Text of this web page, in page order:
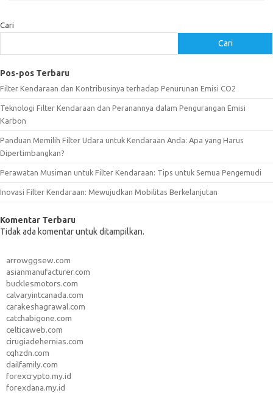
Cari
Cari
Pos-pos Terbaru
Filter Kendaraan dan Kontribusinya terhadap Penurunan Emisi CO2
Teknologi Filter Kendaraan dan Peranannya dalam Pengurangan Emisi
Karbon
Panduan Memilih Filter Udara untuk Kendaraan Anda: Apa yang Harus
Dipertimbangkan?
Perawatan Musiman untuk Filter Kendaraan: Tips untuk Semua Pengemudi
Inovasi Filter Kendaraan: Mewujudkan Mobilitas Berkelanjutan
Komentar Terbaru
Tidak ada komentar untuk ditampilkan.
arrowggsew.com
asianmanufacturer.com
bucklesmotors.com
calvaryintcanada.com
carakeshagrawal.com
catchabigone.com
celticaweb.com
cirugiadehernias.com
cqhzdn.com
dailfamily.com
forexcrypto.my.id
forexdana.my.id